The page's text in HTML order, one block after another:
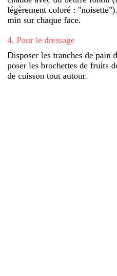
légèrement coloré :
min sur chaque face.
4. Pour le dressage
Disposer les tranches de pain
poser les brochettes de fruits
de cuisson tout autour.